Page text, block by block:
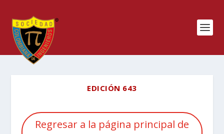
EDICIÓN 643
Regresar a la página principal de